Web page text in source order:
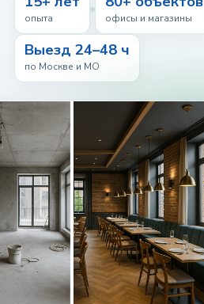
опыта офисы и магазины
Выезд 24–48 ч
по Москве и МО